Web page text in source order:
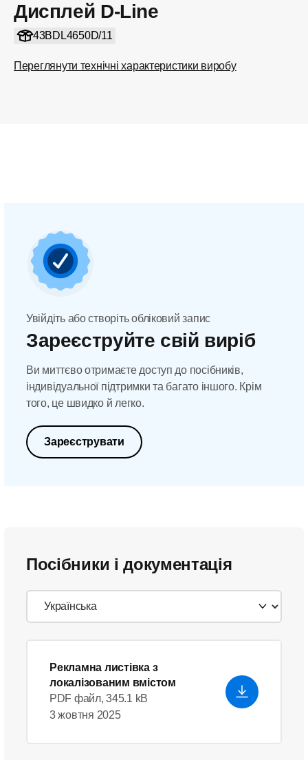
Дисплей D-Line
43BDL4650D/11
Переглянути технічні характеристики виробу
Увійдіть або створіть обліковий запис
Зареєструйте свій виріб
Ви миттєво отримаєте доступ до посібників,
індивідуальної підтримки та багато іншого. Крім
того, це швидко й легко.
Зареєструвати
Посібники і документація
Рекламна листівка з
локалізованим вмістом
PDF файл, 345.1 kB
3 жовтня 2025